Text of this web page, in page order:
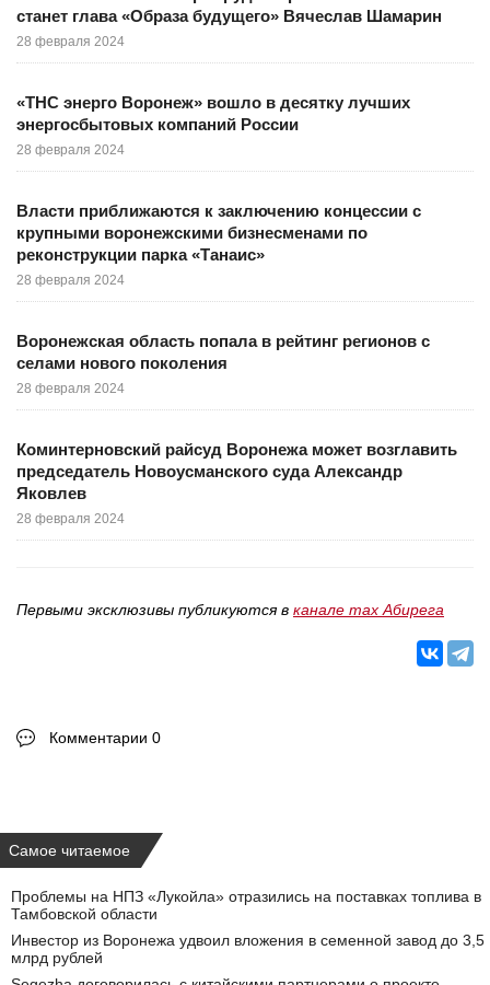
станет глава «Образа будущего» Вячеслав Шамарин
28 февраля 2024
«ТНС энерго Воронеж» вошло в десятку лучших
энергосбытовых компаний России
28 февраля 2024
Власти приближаются к заключению концессии с
крупными воронежскими бизнесменами по
реконструкции парка «Танаис»
28 февраля 2024
Воронежская область попала в рейтинг регионов с
селами нового поколения
28 февраля 2024
Коминтерновский райсуд Воронежа может возглавить
председатель Новоусманского суда Александр
Яковлев
28 февраля 2024
Первыми эксклюзивы публикуются в канале max Абирега
Комментарии 0
Самое читаемое
Проблемы на НПЗ «Лукойла» отразились на поставках топлива в
Тамбовской области
Инвестор из Воронежа удвоил вложения в семенной завод до 3,5
млрд рублей